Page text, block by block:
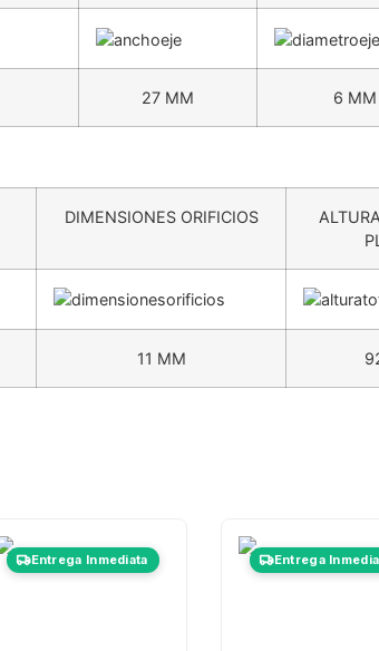
27 MM 6 MM
DIMENSIONES ORIFICIOS
11 MM
Entrega Inmediata Entrega